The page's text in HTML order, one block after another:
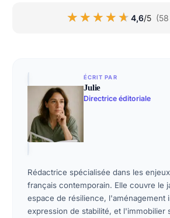
★★★★★
★★★★★ 4,6/5
ÉCRIT PAR
Julie
Directrice éditoriale
Rédactrice spécialisée dans les
français contemporain. Elle couvre le
espace de résilience, l'aménagement
expression de stabilité, et l'immobilier